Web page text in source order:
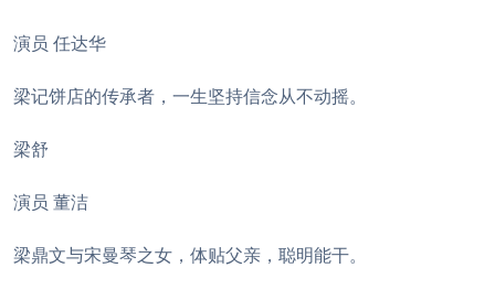
演员 任达华
梁记饼店的传承者，一生坚持信念从不动摇。
梁舒
演员 董洁
梁鼎文与宋曼琴之女，体贴父亲，聪明能干。